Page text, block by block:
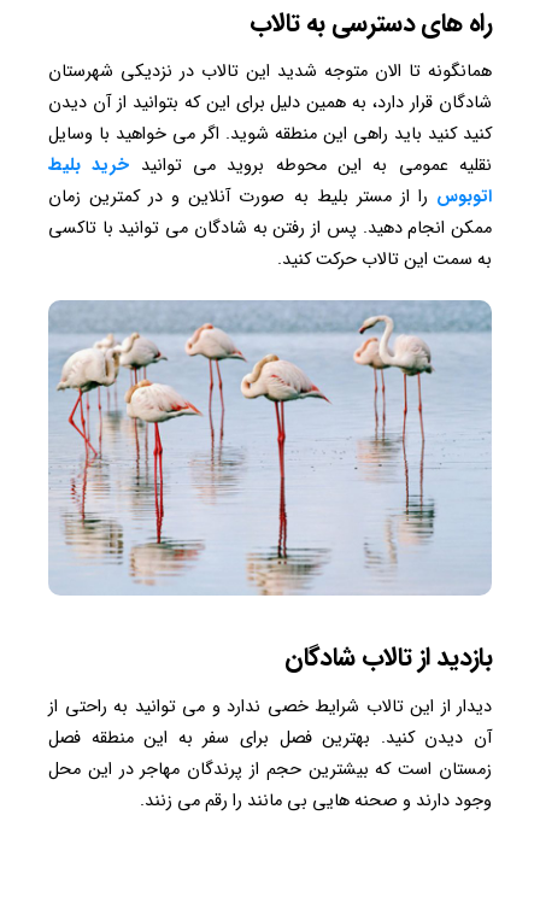
راه های دسترسی به تالاب
همانگونه تا الان متوجه شدید این تالاب در نزدیکی شهرستان
شادگان قرار دارد، به همین دلیل برای این که بتوانید از آن دیدن
کنید کنید باید راهی این منطقه شوید. اگر می خواهید با وسایل
نقلیه عمومی به این محوطه بروید می توانید خرید بلیط
اتوبوس را از مستر بلیط به صورت آنلاین و در کمترین زمان
ممکن انجام دهید. پس از رفتن به شادگان می توانید با تاکسی
به سمت این تالاب حرکت کنید.
بازدید از تالاب شادگان
دیدار از این تالاب شرایط خصی ندارد و می توانید به راحتی از
آن دیدن کنید. بهترین فصل برای سفر به این منطقه فصل
زمستان است که بیشترین حجم از پرندگان مهاجر در این محل
وجود دارند و صحنه هایی بی مانند را رقم می زنند.